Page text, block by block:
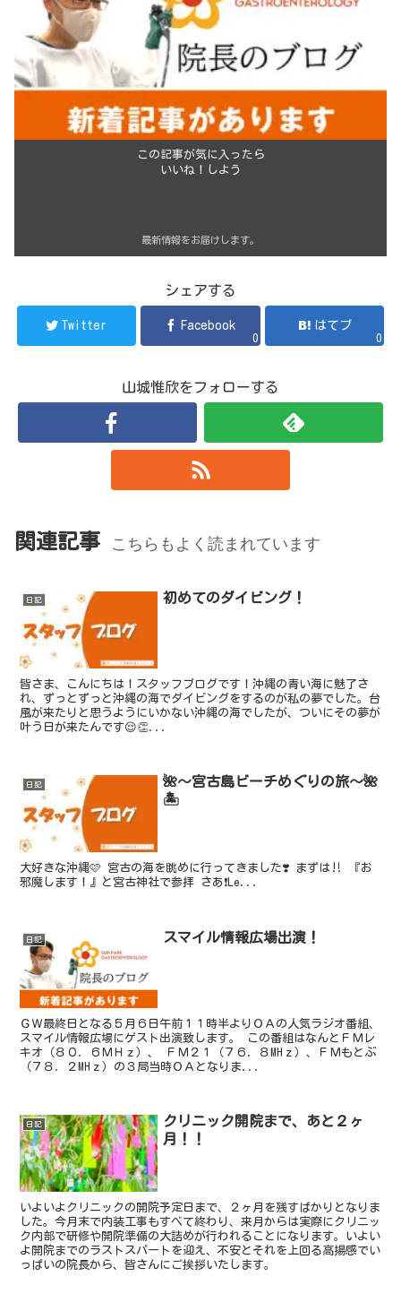
この記事が気に入ったら
いいね！しよう
最新情報をお届けします。
シェアする
Twitter Facebook
0
はてブ
0
山城惟欣をフォローする
関連記事 こちらもよく読まれています
日記 初めてのダイビング！
皆さま、こんにちは！スタッフブログです！沖縄の青い海に魅了さ
れ、ずっとずっと沖縄の海でダイビングをするのが私の夢でした。台
風が来たりと思うようにいかない沖縄の海でしたが、ついにその夢が
叶う日が来たんです😌👏...
日記
🌺〜宮古島ビーチめぐりの旅〜🌺
🏝️
大好きな沖縄🩷 宮古の海を眺めに行ってきました❣️ まずは‼️ 『お
邪魔します！』と宮古神社で参拝 さあ❗️Le...
日記 スマイル情報広場出演！
ＧＷ最終日となる５月６日午前１１時半よりＯＡの人気ラジオ番組、
スマイル情報広場にゲスト出演致します。 この番組はなんとＦＭレ
キオ（８０．６ＭＨｚ）、 ＦＭ２１（７６．８MHｚ）、ＦＭもとぶ
（７８．２MHｚ）の３局当時ＯＡとなりま...
日記
クリニック開院まで、あと２ヶ
月！！
いよいよクリニックの開院予定日まで、２ヶ月を残すばかりとなりま
した。今月末で内装工事もすべて終わり、来月からは実際にクリニッ
ク内部で研修や開院準備の大詰めが行われることになります。いよい
よ開院までのラストスパートを迎え、不安とそれを上回る高揚感でい
っぱいの院長から、皆さんにご挨拶いたします。